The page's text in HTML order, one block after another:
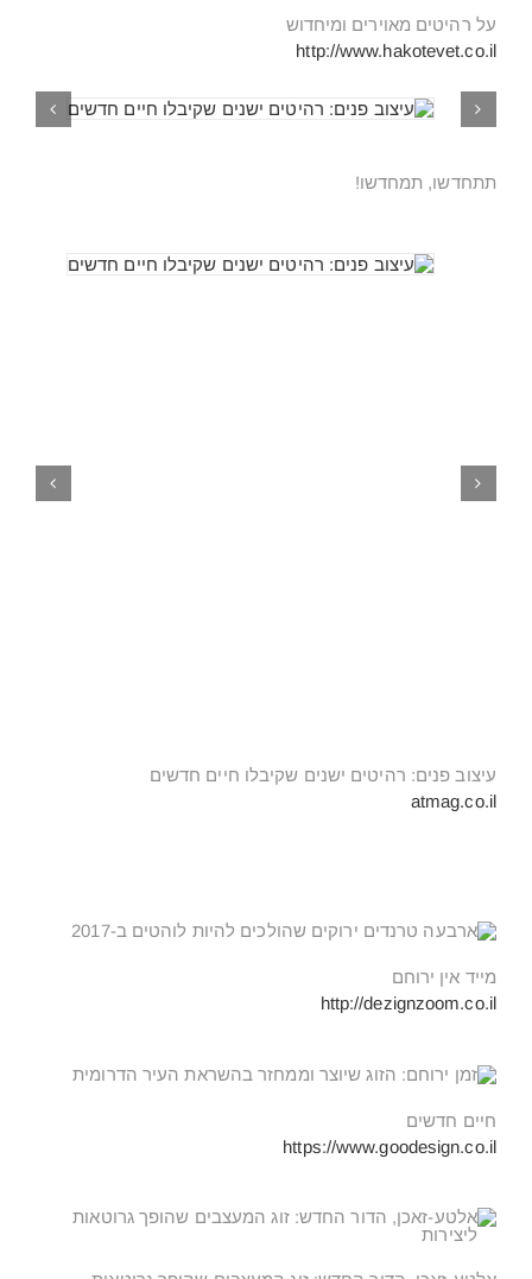
על רהיטים מאוירים ומיחדוש
http://www.hakotevet.co.il
תתחדשו, תמחדשו!
עיצוב פנים: רהיטים ישנים שקיבלו חיים חדשים
atmag.co.il
מייד אין ירוחם
http://dezignzoom.co.il
חיים חדשים
https://www.goodesign.co.il